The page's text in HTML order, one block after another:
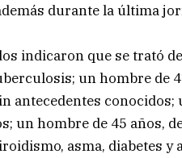
durante la última
indicaron que se trató
un hombre de
antecedentes
un hombre de 45 años,
asma, diabetes y